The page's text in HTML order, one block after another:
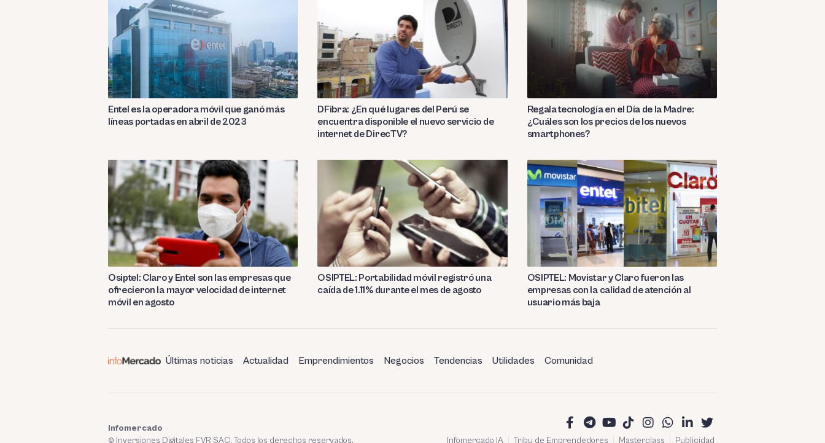
Entel es la operadora móvil que ganó más
líneas portadas en abril de 2023
DFibra: ¿En qué lugares del Perú se
encuentra disponible el nuevo servicio de
internet de DirecTV?
Regala tecnología en el Día de la Madre:
¿Cuáles son los precios de los nuevos
smartphones?
Osiptel: Claro y Entel son las empresas que
ofrecieron la mayor velocidad de internet
móvil en agosto
OSIPTEL: Portabilidad móvil registró una
caída de 1.11% durante el mes de agosto
OSIPTEL: Movistar y Claro fueron las
empresas con la calidad de atención al
usuario más baja
Últimas noticias Actualidad Emprendimientos Negocios Tendencias Utilidades Comunidad
Infomercado IA Tribu de Emprendedores Masterclass Publicidad
Infomercado
© Inversiones Digitales FVR SAC. Todos los derechos reservados.